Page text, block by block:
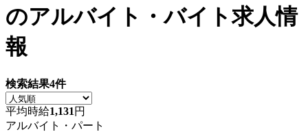
のアルバイト・バイト求人情
報
検索結果4件
平均時給1,131 円
アルバイト・パート